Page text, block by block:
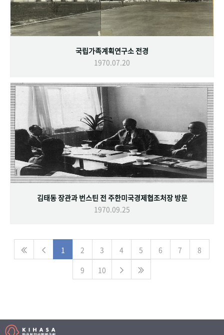
국립가족계획연구소 전경
1970.07.20
김태동 장관과 번스틴 전 주한미국경제협조처장 방문
1970.09.25
1 2 3 4 5 6 7
8
9
10